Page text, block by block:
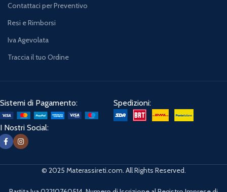
Contattaci per Preventivo
Resi e Rimborsi
Iva Agevolata
Traccia il tuo Ordine
Sistemi di Pagamento: Spedizioni:
I Nostri Social:
© 2025 Materassireti.com. All Rights Reserved.